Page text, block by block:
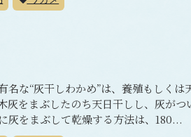
な“灰干しわかめ”は、養殖もしくは
灰をまぶしたのち天日干しし、灰がつ
をまぶして乾燥する方法は、180...